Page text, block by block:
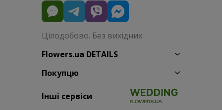
Цілодобово. Без вихідних
Flowers.ua DETAILS
Покупцю
Інші сервіси